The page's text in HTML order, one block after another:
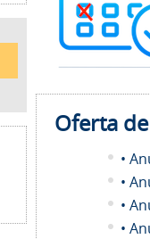
Oferta
•
•
•
•